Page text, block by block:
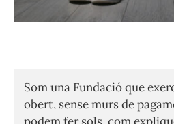
Som una Fundació que
obert, sense murs de